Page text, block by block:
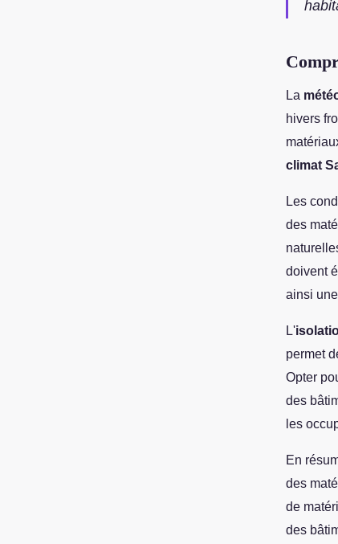
La
hivers
climat
Les
des
doivent
ainsi
L'
permet
Opter
des
les
En
des
de
des